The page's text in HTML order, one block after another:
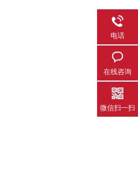
电话
在线咨询
微信扫一扫